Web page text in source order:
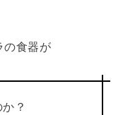
の食器が
？